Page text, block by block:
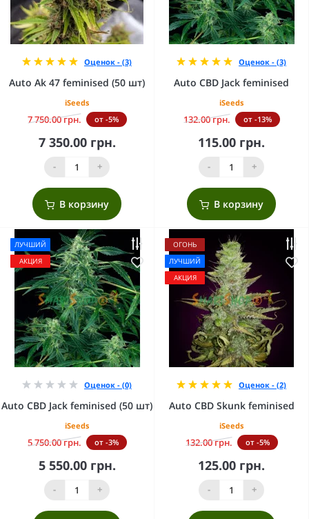
Оценок - (3)
Auto Ak 47 feminised (50 шт)
iSeeds
7 750.00 грн. от -5%
7 350.00 грн.
- +
В корзину
Оценок - (3)
Auto CBD Jack feminised
iSeeds
132.00 грн. от -13%
115.00 грн.
- +
В корзину
ЛУЧШИЙ
АКЦИЯ
Оценок - (0)
Auto CBD Jack feminised (50 шт)
iSeeds
5 750.00 грн. от -3%
5 550.00 грн.
- +
ОГОНЬ
ЛУЧШИЙ
АКЦИЯ
Оценок - (2)
Auto CBD Skunk feminised
iSeeds
132.00 грн. от -5%
125.00 грн.
- +